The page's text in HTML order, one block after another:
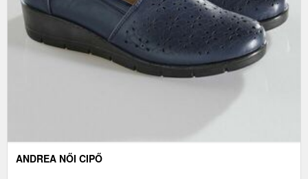
ANDREA NŐI CIPŐ